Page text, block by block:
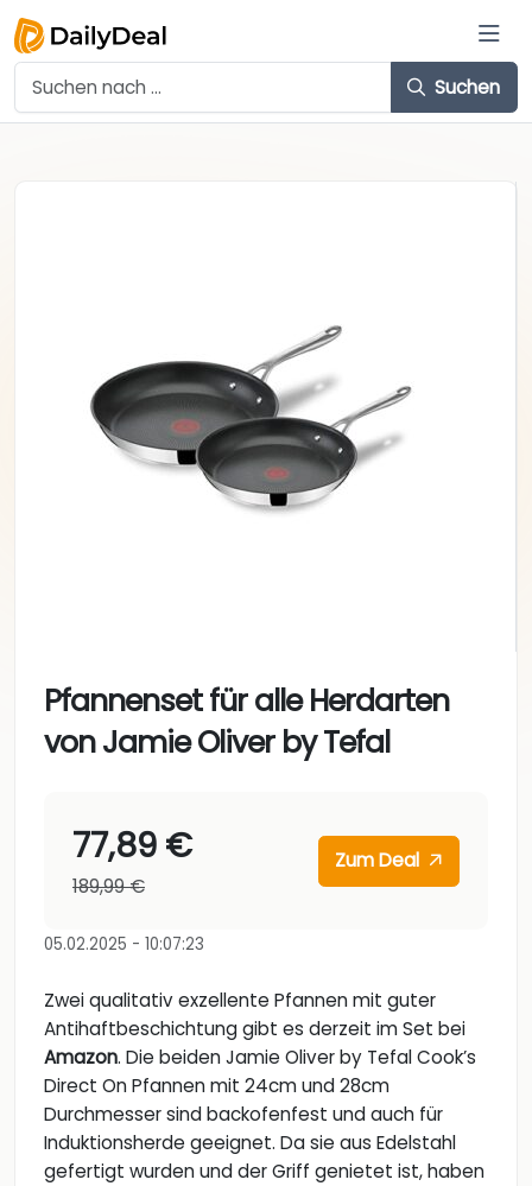
Suchen
Pfannenset für alle Herdarten
von Jamie Oliver by Tefal
77,89 €
189,99 €
Zum Deal
05.02.2025 - 10:07:23
Zwei qualitativ exzellente Pfannen mit guter
Antihaftbeschichtung gibt es derzeit im Set bei
Amazon. Die beiden Jamie Oliver by Tefal Cook’s
Direct On Pfannen mit 24cm und 28cm
Durchmesser sind backofenfest und auch für
Induktionsherde geeignet. Da sie aus Edelstahl
gefertigt wurden und der Griff genietet ist, haben